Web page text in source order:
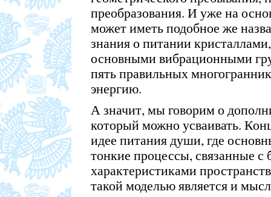
преобразования. И уже на
может иметь подобное же
знания о питании
основными вибрационными
пять правильных
энергию.
А значит, мы говорим о
который можно усваивать.
идее питания души, где
тонкие процессы, связанные с
характеристиками
такой моделью является и